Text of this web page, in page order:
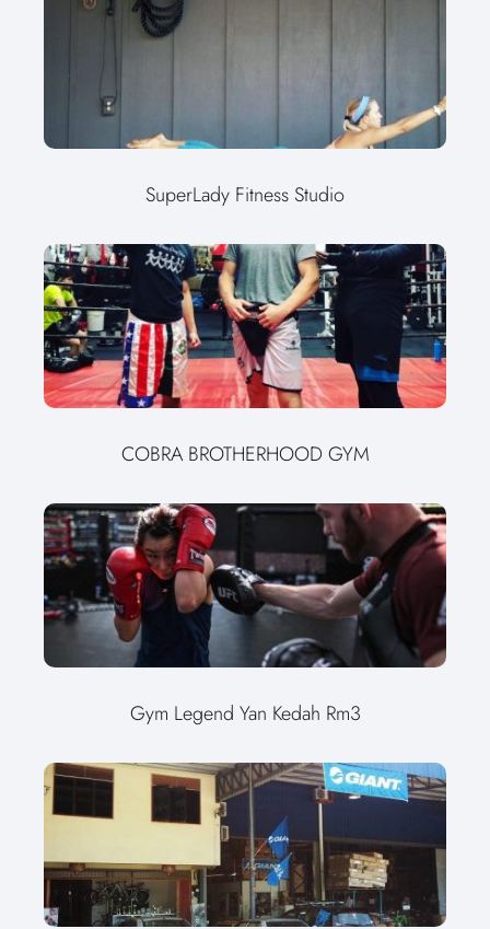
SuperLady Fitness Studio
COBRA BROTHERHOOD GYM
Gym Legend Yan Kedah Rm3